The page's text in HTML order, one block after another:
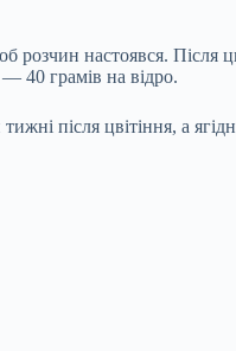
розчин настоявся. Після
40 грамів на відро.
після цвітіння, а